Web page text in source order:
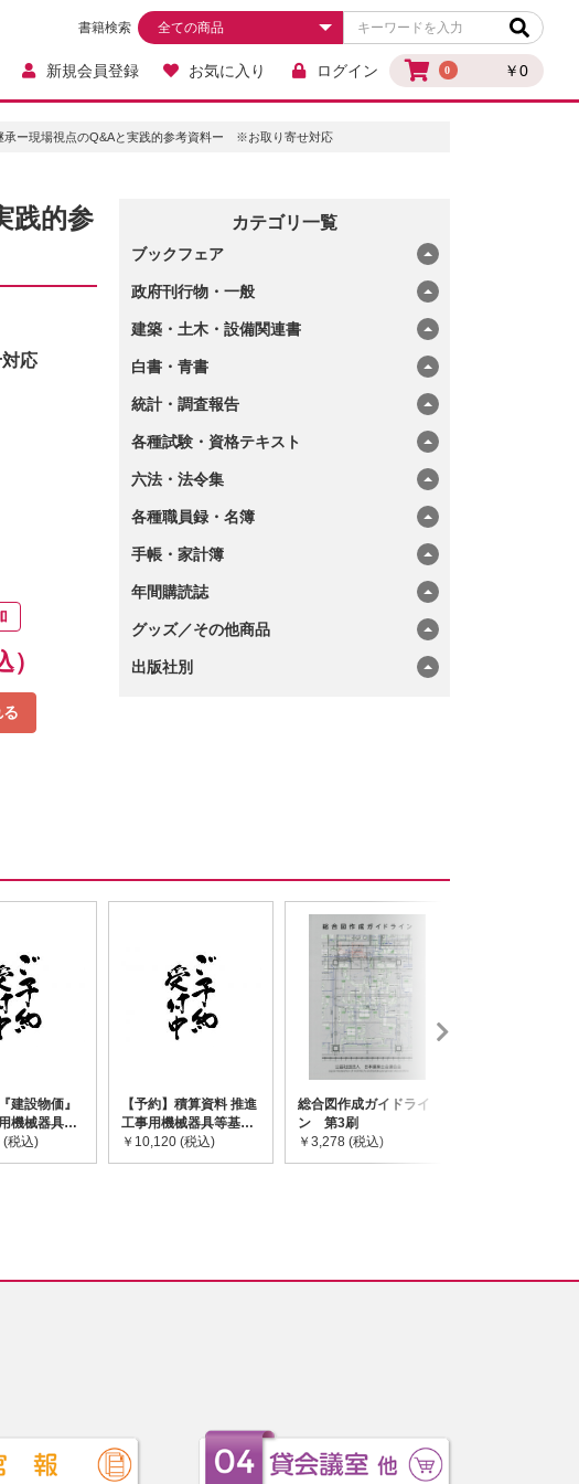
0 ￥0
書籍検索
新規会員登録 お気に入り ログイン
承ー現場視点のQ&Aと実践的参考資料ー ※お取り寄せ対応
カテゴリ一覧
ブックフェア
政府刊行物・一般
建築・土木・設備関連書
白書・青書
統計・調査報告
各種試験・資格テキスト
六法・法令集
各種職員録・名簿
手帳・家計簿
年間購読誌
グッズ／その他商品
出版社別
践的参
応
）
建設物価』
機械器具等
2026年度
8/31発売予
(税込)
【予約】積算資料 推進
工事用機械器具等基礎
価格表 2026年度版
※2026/8/31発売予定
￥10,120 (税込)
総合図作成ガイドライ
ン 第3刷
￥3,278 (税込)